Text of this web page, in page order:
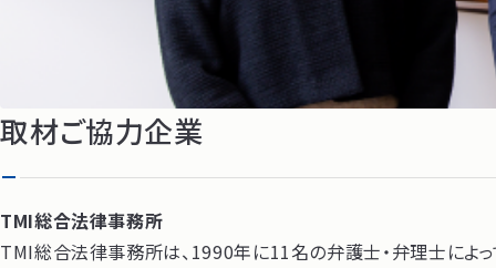
取材ご協力企業
TMI総合法律事務所
TMI総合法律事務所は、1990年に11名の弁護士・弁理士によっ